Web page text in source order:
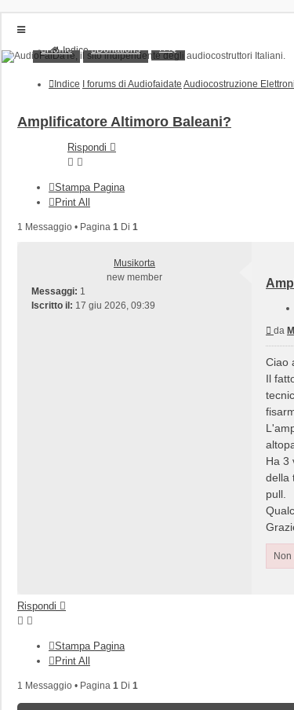
Indice
Home
FAQ
Home
Iscriviti
Home Donations
Indice I forums di Audiofaidate Audiocostruzione
Amplificatore Altimoro Baleani?
Rispondi
Stampa Pagina
Print All
1 Messaggio • Pagina 1 Di 1
Musikorta
new member
Messaggi: 1
Iscritto il: 17 giu 2026, 09:39
da
Ciao
Il
Ha 3
della
pull.
Rispondi
Stampa Pagina
Print All
1 Messaggio • Pagina 1 Di 1